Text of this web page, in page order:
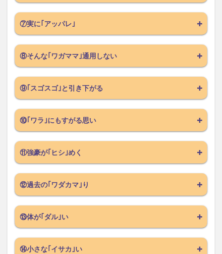
⑦実に｢アッパレ｣
⑧そんな｢ワガママ｣通用しない
⑨｢スゴスゴ｣と引き下がる
⑩｢ワラ｣にもすがる思い
⑪強豪が｢ヒシ｣めく
⑫過去の｢ワダカマ｣り
⑬体が｢ダル｣い
⑭小さな｢イサカ｣い